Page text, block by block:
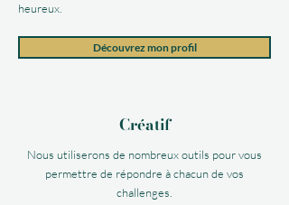
heureux.
Découvrez mon profil
Créatif
Nous utiliserons de nombreux outils pour vous
permettre de répondre à chacun de vos
challenges.